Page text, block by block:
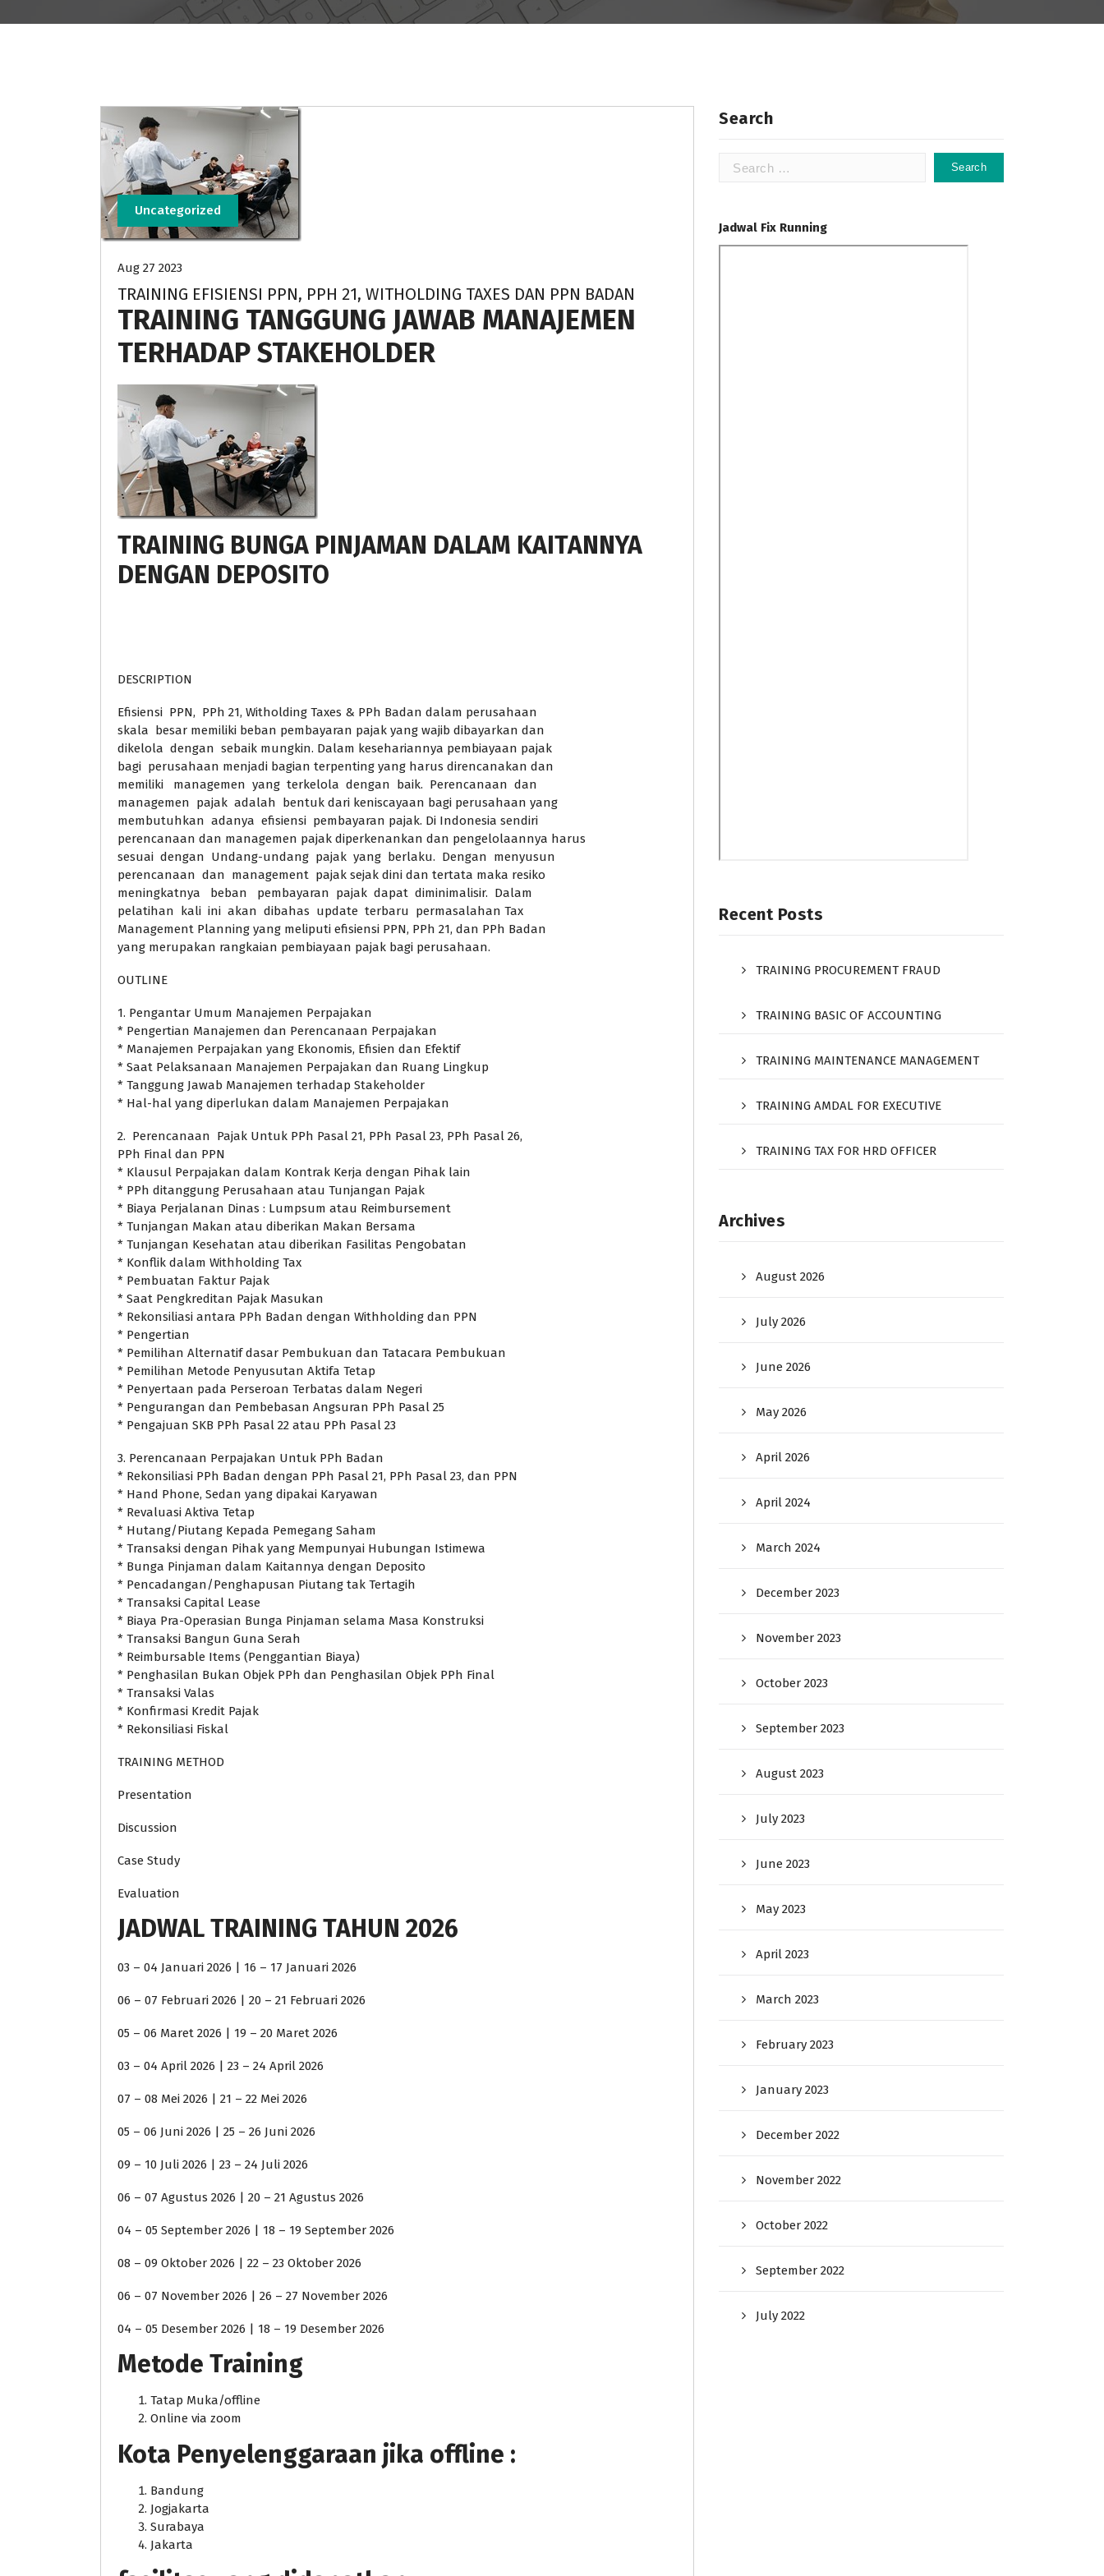
Uncategorized
Aug 27 2023
TRAINING EFISIENSI PPN, PPH 21, WITHOLDING TAXES DAN PPN BADAN
TRAINING TANGGUNG JAWAB MANAJEMEN
TERHADAP STAKEHOLDER
TRAINING BUNGA PINJAMAN DALAM KAITANNYA
DENGAN DEPOSITO
DESCRIPTION
Efisiensi PPN, PPh 21, Witholding Taxes & PPh Badan dalam perusahaan
skala besar memiliki beban pembayaran pajak yang wajib dibayarkan dan
dikelola dengan sebaik mungkin. Dalam kesehariannya pembiayaan pajak
bagi perusahaan menjadi bagian terpenting yang harus direncanakan dan
memiliki managemen yang terkelola dengan baik. Perencanaan dan
managemen pajak adalah bentuk dari keniscayaan bagi perusahaan yang
membutuhkan adanya efisiensi pembayaran pajak. Di Indonesia sendiri
perencanaan dan managemen pajak diperkenankan dan pengelolaannya harus
sesuai dengan Undang-undang pajak yang berlaku. Dengan menyusun
perencanaan dan management pajak sejak dini dan tertata maka resiko
meningkatnya beban pembayaran pajak dapat diminimalisir. Dalam
pelatihan kali ini akan dibahas update terbaru permasalahan Tax
Management Planning yang meliputi efisiensi PPN, PPh 21, dan PPh Badan
yang merupakan rangkaian pembiayaan pajak bagi perusahaan.
OUTLINE
1. Pengantar Umum Manajemen Perpajakan
* Pengertian Manajemen dan Perencanaan Perpajakan
* Manajemen Perpajakan yang Ekonomis, Efisien dan Efektif
* Saat Pelaksanaan Manajemen Perpajakan dan Ruang Lingkup
* Tanggung Jawab Manajemen terhadap Stakeholder
* Hal-hal yang diperlukan dalam Manajemen Perpajakan
2. Perencanaan Pajak Untuk PPh Pasal 21, PPh Pasal 23, PPh Pasal 26,
PPh Final dan PPN
* Klausul Perpajakan dalam Kontrak Kerja dengan Pihak lain
* PPh ditanggung Perusahaan atau Tunjangan Pajak
* Biaya Perjalanan Dinas : Lumpsum atau Reimbursement
* Tunjangan Makan atau diberikan Makan Bersama
* Tunjangan Kesehatan atau diberikan Fasilitas Pengobatan
* Konflik dalam Withholding Tax
* Pembuatan Faktur Pajak
* Saat Pengkreditan Pajak Masukan
* Rekonsiliasi antara PPh Badan dengan Withholding dan PPN
* Pengertian
* Pemilihan Alternatif dasar Pembukuan dan Tatacara Pembukuan
* Pemilihan Metode Penyusutan Aktifa Tetap
* Penyertaan pada Perseroan Terbatas dalam Negeri
* Pengurangan dan Pembebasan Angsuran PPh Pasal 25
* Pengajuan SKB PPh Pasal 22 atau PPh Pasal 23
3. Perencanaan Perpajakan Untuk PPh Badan
* Rekonsiliasi PPh Badan dengan PPh Pasal 21, PPh Pasal 23, dan PPN
* Hand Phone, Sedan yang dipakai Karyawan
* Revaluasi Aktiva Tetap
* Hutang/Piutang Kepada Pemegang Saham
* Transaksi dengan Pihak yang Mempunyai Hubungan Istimewa
* Bunga Pinjaman dalam Kaitannya dengan Deposito
* Pencadangan/Penghapusan Piutang tak Tertagih
* Transaksi Capital Lease
* Biaya Pra-Operasian Bunga Pinjaman selama Masa Konstruksi
* Transaksi Bangun Guna Serah
* Reimbursable Items (Penggantian Biaya)
* Penghasilan Bukan Objek PPh dan Penghasilan Objek PPh Final
* Transaksi Valas
* Konfirmasi Kredit Pajak
* Rekonsiliasi Fiskal
TRAINING METHOD
Presentation
Discussion
Case Study
Evaluation
JADWAL TRAINING TAHUN 2026
03 – 04 Januari 2026 | 16 – 17 Januari 2026
06 – 07 Februari 2026 | 20 – 21 Februari 2026
05 – 06 Maret 2026 | 19 – 20 Maret 2026
03 – 04 April 2026 | 23 – 24 April 2026
07 – 08 Mei 2026 | 21 – 22 Mei 2026
05 – 06 Juni 2026 | 25 – 26 Juni 2026
09 – 10 Juli 2026 | 23 – 24 Juli 2026
06 – 07 Agustus 2026 | 20 – 21 Agustus 2026
04 – 05 September 2026 | 18 – 19 September 2026
08 – 09 Oktober 2026 | 22 – 23 Oktober 2026
06 – 07 November 2026 | 26 – 27 November 2026
04 – 05 Desember 2026 | 18 – 19 Desember 2026
Metode Training
Tatap Muka/offline
Online via zoom
Kota Penyelenggaraan jika offline :
Bandung
Jogjakarta
Surabaya
Jakarta
Search
Search
Jadwal Fix Running
Recent Posts
TRAINING PROCUREMENT FRAUD
TRAINING BASIC OF ACCOUNTING
TRAINING MAINTENANCE MANAGEMENT
TRAINING AMDAL FOR EXECUTIVE
TRAINING TAX FOR HRD OFFICER
Archives
August 2026
July 2026
June 2026
May 2026
April 2026
April 2024
March 2024
December 2023
November 2023
October 2023
September 2023
August 2023
July 2023
June 2023
May 2023
April 2023
March 2023
February 2023
January 2023
December 2022
November 2022
October 2022
September 2022
July 2022